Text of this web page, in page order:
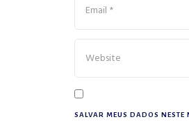
SALVAR MEUS DADOS NESTE